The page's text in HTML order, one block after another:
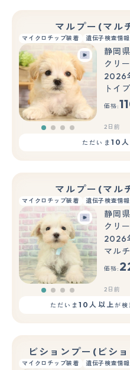
マルプー(マル
マイクロチップ装着 遺伝子検査情報
静岡県
クリ
2026
トイ
価格:
2日前
ただいま 10
マルプー(マル
マイクロチップ装着 遺伝子検査情報
静岡県
クリ
2026
マル
価格:
2日前
ただいま10人以上が検
ビションプー(ビシ
マイクロチップ装着 遺伝子検査情報